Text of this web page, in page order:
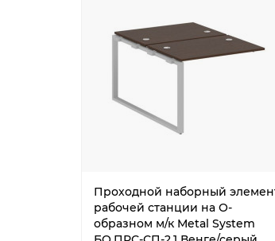
Проходной наборный
рабочей станции на О-
образном м/к Metal System